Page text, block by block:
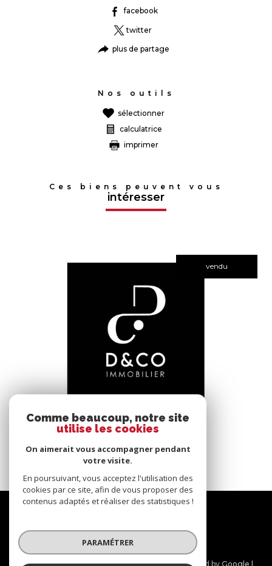
facebook
twitter
plus de partage
Nos outils
sélectionner
calculatrice
imprimer
Ces biens peuvent vous
intéresser
vendu
voir le bien
Bâgé-le-Châtel (01380)
Nous
© 2026 | Tous droits réservés | Traduction powered by Google |
Comme beaucoup, notre site
utilise les cookies
On aimerait vous accompagner pendant
votre visite.
En poursuivant, vous acceptez l'utilisation des
cookies par ce site, afin de vous proposer des
contenus adaptés et réaliser des statistiques !
PARAMÉTRER